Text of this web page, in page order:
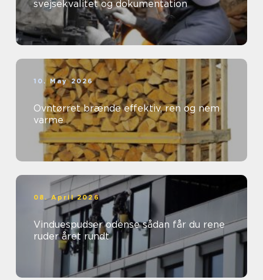
svejsekvalitet og dokumentation
10. May 2026
Ovntørret brænde effektiv, ren og nem
varme
08. April 2026
Vinduespudser odense sådan får du rene
ruder året rundt